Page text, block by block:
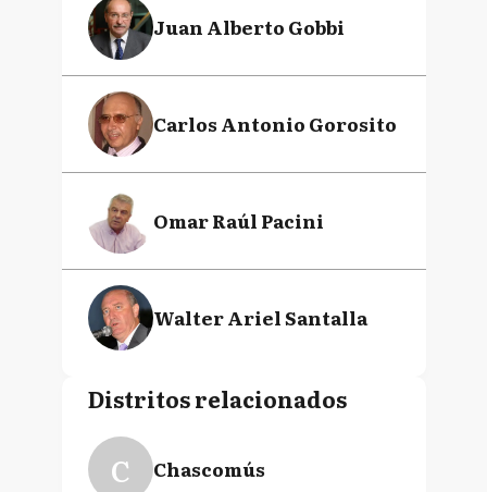
Juan Alberto Gobbi
Carlos Antonio Gorosito
Omar Raúl Pacini
Walter Ariel Santalla
Distritos relacionados
C Chascomús